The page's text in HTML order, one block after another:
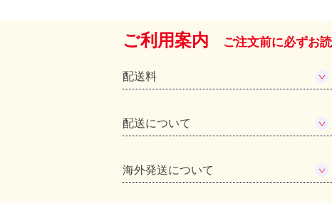
ご利用案内 ご注文前に必ずお
配送料
配送について
海外発送について